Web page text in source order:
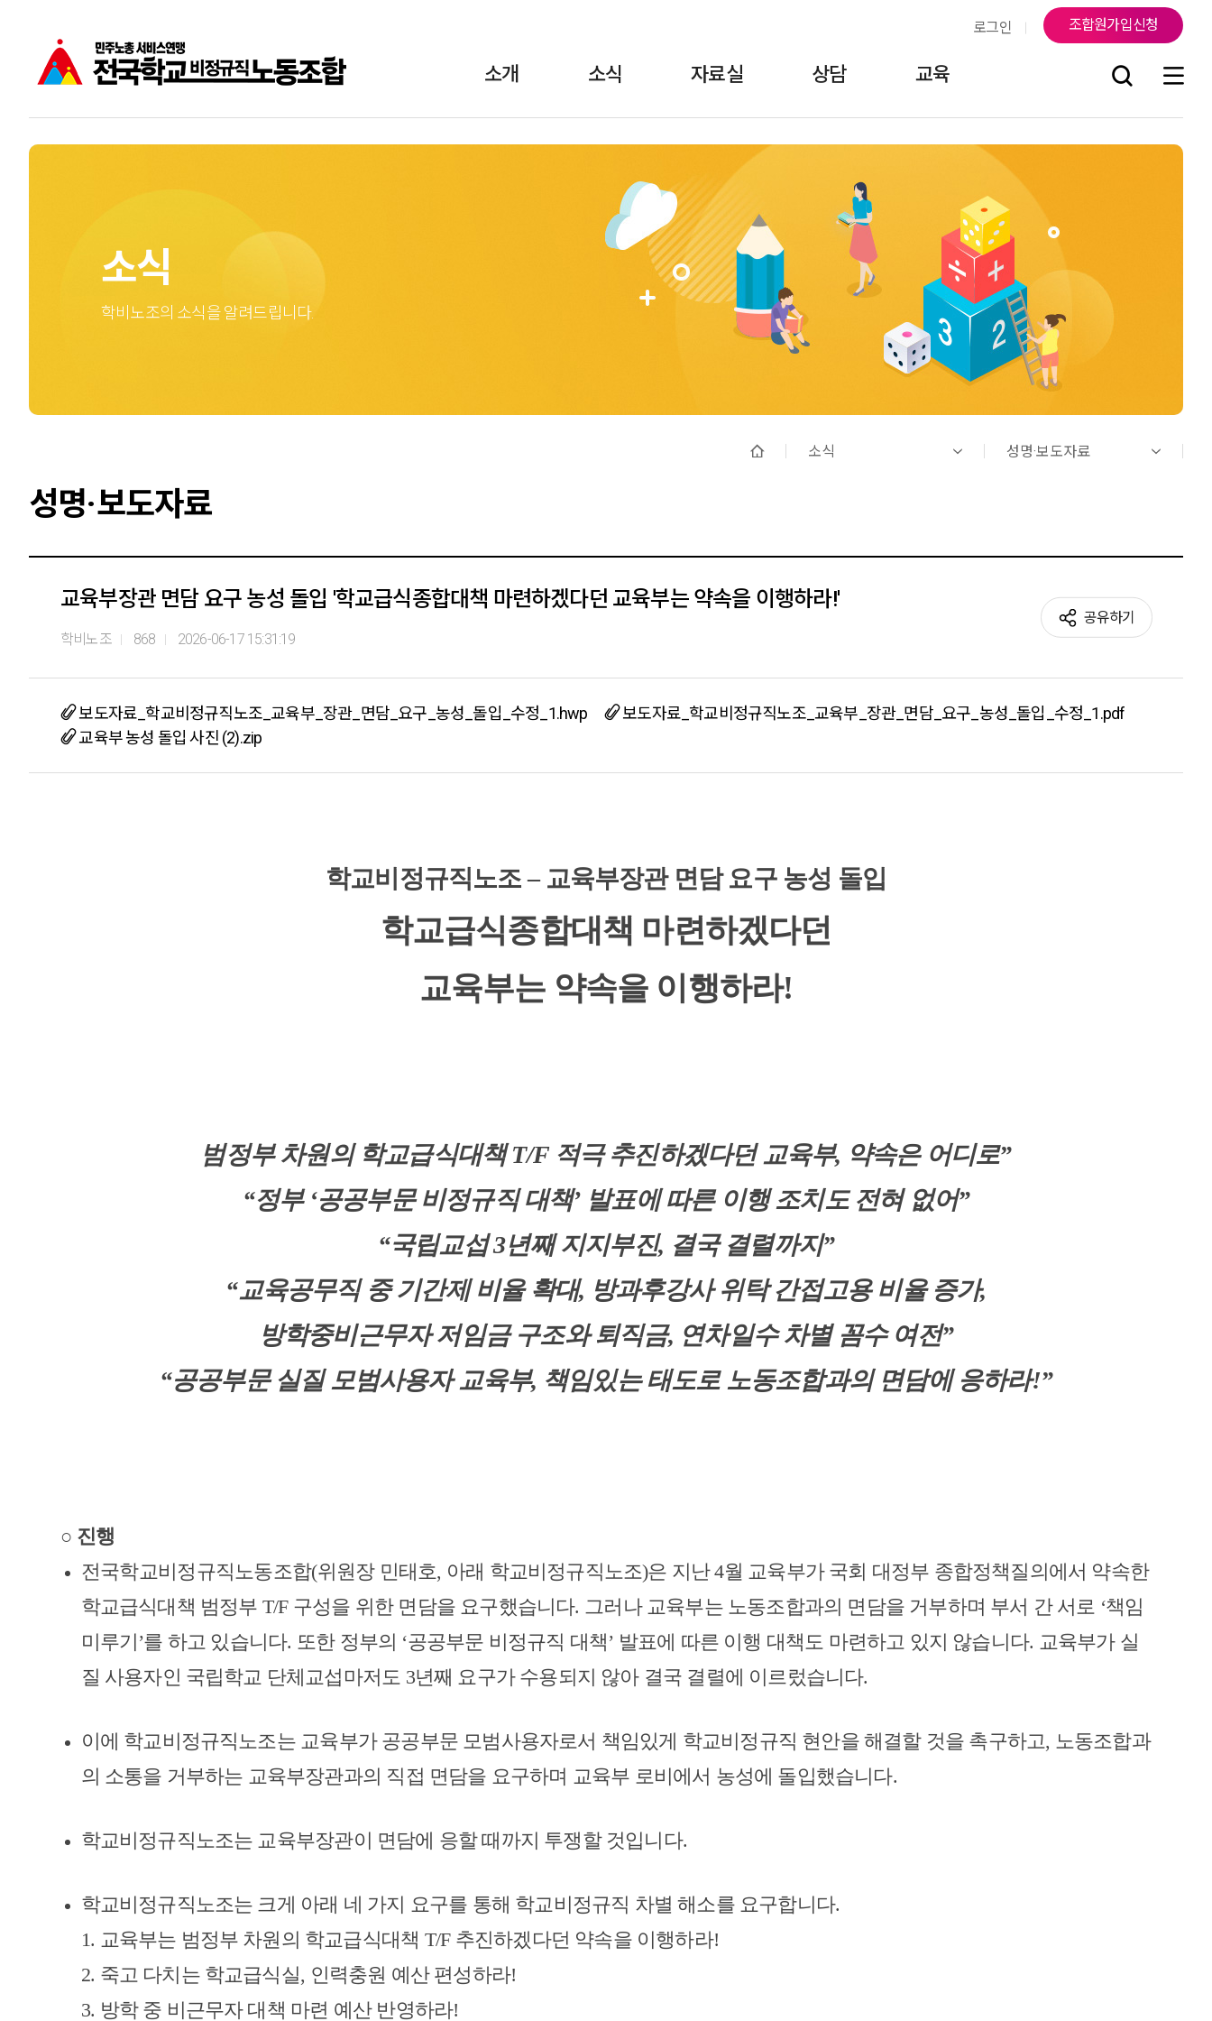
로그인 조합원가입신청
소개
조직도·연락처 오시는 길
소식
언론에 비친 학비노조 조합원게시판
자료실
법률자료
상담 교육
소식
학비노조의 소식을 알려드립니다.
소식 성명·보도자료
성명·보도자료
교육부장관 면담 요구 농성 돌입 '학교급식종합대책 마련하겠다던 교육부는 약속을 이행하라!'
학비노조 868 2026-06-17 15:31:19
공유하기
보도자료_학교비정규직노조_교육부_장관_면담_요구_농성_돌입_수정_1.hwp
보도자료_학교비정규직노조_교육부_장관_면담_요구_농성_돌입_수정_1.pdf
교육부 농성 돌입 사진 (2).zip
학교비정규직노조– 교육부장관 면담 요구 농성 돌입
학교급식종합대책 마련하겠다던
교육부는 약속을 이행하라!
범정부 차원의 학교급식대책T/F 적극 추진하겠다던 교육부, 약속은 어디로”
“정부 ‘공공부문 비정규직 대책’ 발표에 따른 이행 조치도 전혀 없어”
“국립교섭3년째 지지부진, 결국 결렬까지”
“교육공무직 중 기간제 비율 확대, 방과후강사 위탁 간접고용 비율 증가,
방학중비근무자 저임금 구조와 퇴직금, 연차일수 차별 꼼수 여전”
“공공부문 실질 모범사용자 교육부, 책임있는 태도로 노동조합과의 면담에 응하라!”
○ 진행
전국학교비정규직노동조합(위원장 민태호, 아래 학교비정규직노조)은 지난4월 교육부가 국회 대정부 종합정책질의에서 약속한
학교급식대책 범정부 T/F 구성을 위한 면담을 요구했습니다. 그러나 교육부는 노동조합과의 면담을 거부하며 부서 간 서로 ‘책임
미루기’를 하고 있습니다. 또한 정부의 ‘공공부문 비정규직 대책’ 발표에 따른 이행 대책도 마련하고 있지 않습니다. 교육부가 실
질 사용자인 국립학교 단체교섭마저도 3년째 요구가 수용되지 않아 결국 결렬에 이르렀습니다.
이에 학교비정규직노조는 교육부가 공공부문 모범사용자로서 책임있게 학교비정규직 현안을 해결할 것을 촉구하고, 노동조합과
의 소통을 거부하는 교육부장관과의 직접 면담을 요구하며 교육부 로비에서 농성에 돌입했습니다.
학교비정규직노조는 교육부장관이 면담에 응할 때까지 투쟁할 것입니다.
학교비정규직노조는 크게 아래 네 가지 요구를 통해 학교비정규직 차별 해소를 요구합니다.
1. 교육부는 범정부 차원의 학교급식대책 T/F 추진하겠다던 약속을 이행하라!
2. 죽고 다치는 학교급식실, 인력충원 예산 편성하라!
3. 방학 중 비근무자 대책 마련 예산 반영하라!